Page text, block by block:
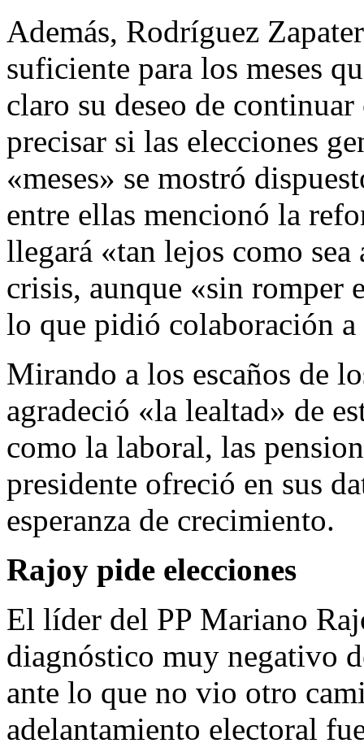
Además, Rodríguez
suficiente para los meses
claro su deseo de
precisar si las elecciones
«meses» se mostró
entre ellas mencionó la
llegará «tan lejos como
crisis, aunque «sin romper
lo que pidió colaboración
Mirando a los escaños de
agradeció «la lealtad» de
como la laboral, las
presidente ofreció en sus
esperanza de crecimiento.
Rajoy pide elecciones
El líder del PP Mariano
diagnóstico muy negativo
ante lo que no vio otro
adelantamiento electoral